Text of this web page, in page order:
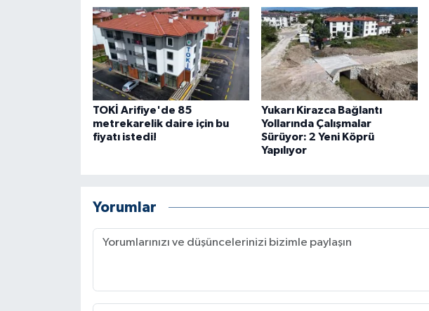
TOKİ Arifiye'de 85
metrekarelik daire için bu
fiyatı istedi!
Yukarı Kirazca Bağlantı
Yollarında Çalışmalar
Sürüyor: 2 Yeni Köprü
Yapılıyor
Yorumlar